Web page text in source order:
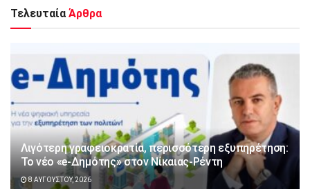
Τελευταία Άρθρα
Λιγότερη γραφειοκρατία, περισσότερη εξυπηρέτηση:
Το νέο «e-Δημότης» στον Νίκαιας-Ρέντη
8 ΑΥΓΟΎΣΤΟΥ, 2026